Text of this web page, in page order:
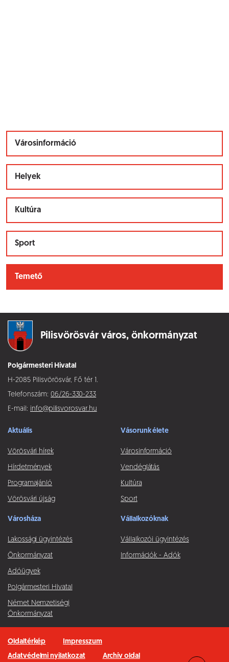
Városinformáció
Helyek
Kultúra
Sport
Temető
Pilisvörösvár város, önkormányzat
Polgármesteri Hivatal
H-2085 Pilisvörösvár, Fő tér 1.
Telefonszám: 06/26-330-233
E-mail: info@pilisvorosvar.hu
Aktuális
Vörösvári hírek
Hírdetmények
Programajánló
Vörösvári újság
Vásorunk élete
Városinformáció
Vendéglátás
Kultúra
Sport
Városháza
Lakossági ügyintézés
Önkormányzat
Adóügyek
Polgármesteri Hivatal
Német Nemzetiségi
Önkormányzat
Vállalkozóknak
Vállalkozói ügyintézés
Információk - Adók
Oldaltérkép
Impresszum
Adatvédelmi nyilatkozat
Archív oldal